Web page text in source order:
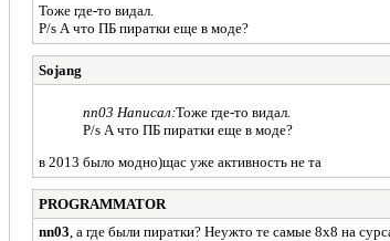
Тоже где-то видал.
P/s А что ПБ пиратки еще в моде?
Sojang
nn03 Написал:Тоже где-то видал.
P/s А что ПБ пиратки еще в моде?
в 2013 было модно)щас уже активность не та
PROGRAMMATOR
nn03 , а где были пиратки? Неужто те самые 8x8 на